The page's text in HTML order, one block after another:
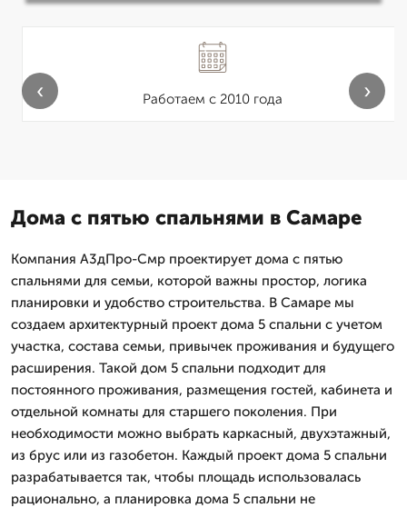
Работаем с 2010 года
‹ ›
Дома с пятью спальнями в Самаре
Компания А3дПро-Смр проектирует дома с пятью
спальнями для семьи, которой важны простор, логика
планировки и удобство строительства. В Самаре мы
создаем архитектурный проект дома 5 спальни с учетом
участка, состава семьи, привычек проживания и будущего
расширения. Такой дом 5 спальни подходит для
постоянного проживания, размещения гостей, кабинета и
отдельной комнаты для старшего поколения. При
необходимости можно выбрать каркасный, двухэтажный,
из брус или из газобетон. Каждый проект дома 5 спальни
разрабатывается так, чтобы площадь использовалась
рационально, а планировка дома 5 спальни не